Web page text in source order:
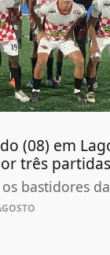
(08) em
três
bastidores